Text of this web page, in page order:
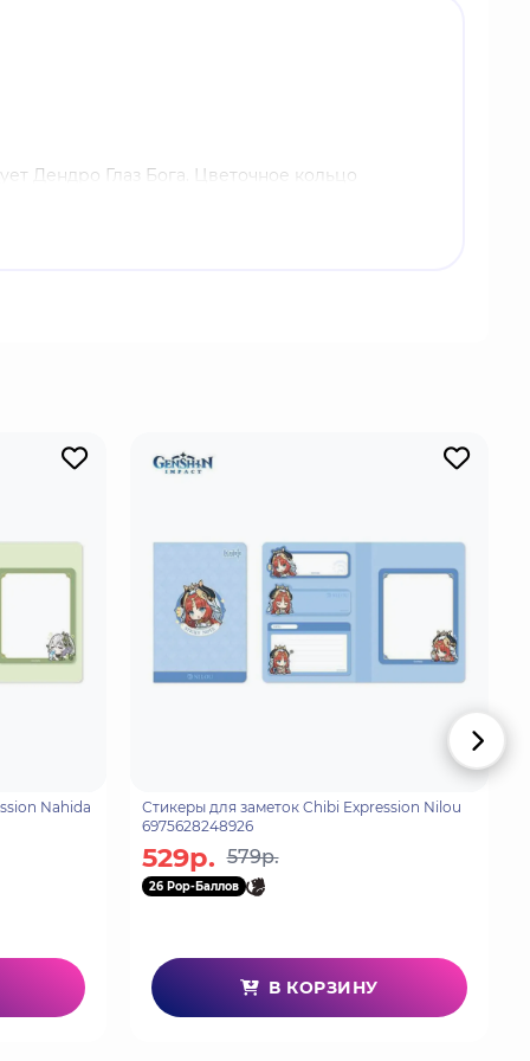
Дендро Глаз Бога. Цветочное кольцо
Стикеры для заметок Chibi Expression Nilou
6975628248926
529р. 579р.
26 Pop-Баллов
В КОРЗИНУ